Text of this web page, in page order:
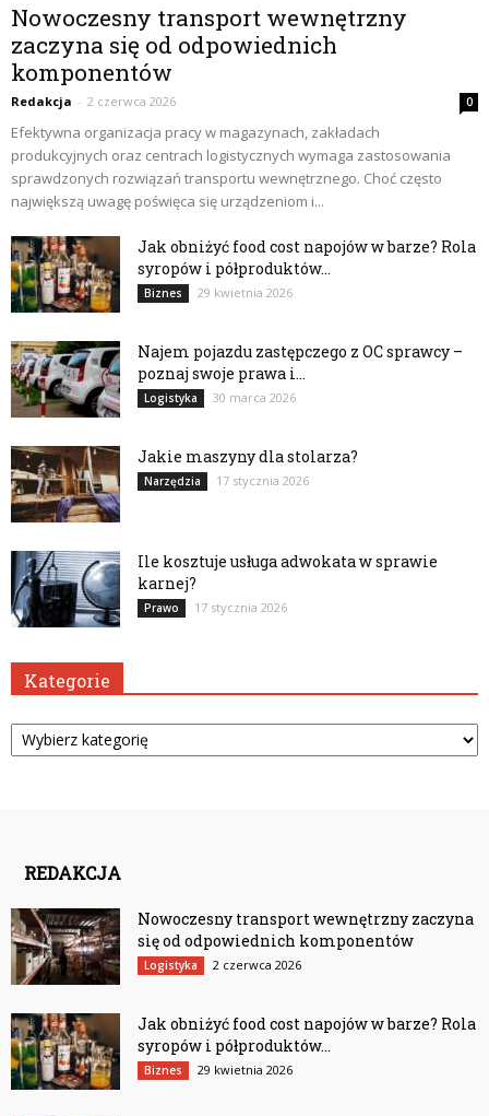
Nowoczesny transport wewnętrzny
zaczyna się od odpowiednich
komponentów
Redakcja - 2 czerwca 2026 0
Efektywna organizacja pracy w magazynach, zakładach
produkcyjnych oraz centrach logistycznych wymaga zastosowania
sprawdzonych rozwiązań transportu wewnętrznego. Choć często
największą uwagę poświęca się urządzeniom i...
Jak obniżyć food cost napojów w barze? Rola
syropów i półproduktów...
Biznes 29 kwietnia 2026
Najem pojazdu zastępczego z OC sprawcy –
poznaj swoje prawa i...
Logistyka 30 marca 2026
Jakie maszyny dla stolarza?
Narzędzia 17 stycznia 2026
Ile kosztuje usługa adwokata w sprawie
karnej?
Prawo 17 stycznia 2026
Kategorie
Kategorie
REDAKCJA
Nowoczesny transport wewnętrzny zaczyna
się od odpowiednich komponentów
Logistyka 2 czerwca 2026
Jak obniżyć food cost napojów w barze? Rola
syropów i półproduktów...
Biznes 29 kwietnia 2026